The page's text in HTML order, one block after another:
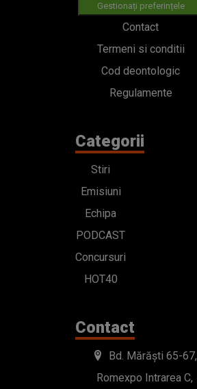
Gestionați preferințele
Contact
Termeni si conditii
Cod deontologic
Regulamente
Categorii
Stiri
Emisiuni
Echipa
PODCAST
Concursuri
HOT40
Contact
Bd. Mărăști 65-67,
Romexpo Intrarea C,